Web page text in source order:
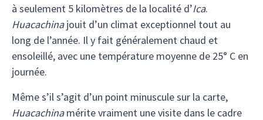
à seulement 5 kilomètres de la localité d’Ica.
Huacachinajouit d’un climat exceptionnel tout au
long de l’année. Il y fait généralement chaud et
ensoleillé, avec une température moyenne de 25° C en
journée.
Même s’il s’agit d’un point minuscule sur la carte,
Huacachinamérite vraiment une visite dans le cadre